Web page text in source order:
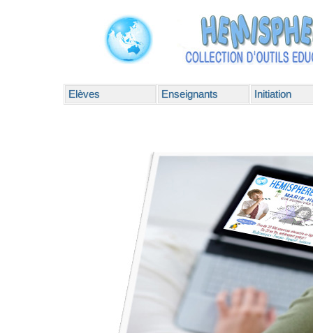
Elèves Enseignants Initiation